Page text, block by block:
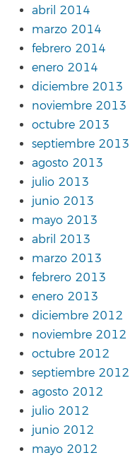
abril 2014
marzo 2014
febrero 2014
enero 2014
diciembre 2013
noviembre 2013
octubre 2013
septiembre 2013
agosto 2013
julio 2013
junio 2013
mayo 2013
abril 2013
marzo 2013
febrero 2013
enero 2013
diciembre 2012
noviembre 2012
octubre 2012
septiembre 2012
agosto 2012
julio 2012
junio 2012
mayo 2012